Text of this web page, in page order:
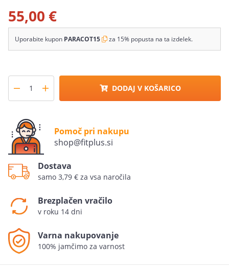
55,00 €
Uporabite kupon PARACOT15 za 15% popusta na ta izdelek.
DODAJ V KOŠARICO
Pomoč pri nakupu
shop@fitplus.si
Dostava
samo 3,79 € za vsa naročila
Brezplačen vračilo
v roku 14 dni
Varna nakupovanje
100% jamčimo za varnost